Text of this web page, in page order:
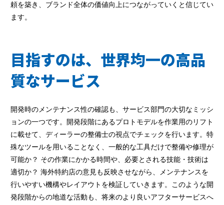
頼を築き、ブランド全体の価値向上につながっていくと信じてい
ます。
目指すのは、世界均一の高品
質なサービス
開発時のメンテナンス性の確認も、サービス部門の大切なミッシ
ョンの一つです。開発段階にあるプロトモデルを作業用のリフト
に載せて、ディーラーの整備士の視点でチェックを行います。特
殊なツールを用いることなく、一般的な工具だけで整備や修理が
可能か？ その作業にかかる時間や、必要とされる技能・技術は
適切か？ 海外特約店の意見も反映させながら、メンテナンスを
行いやすい機構やレイアウトを検証していきます。このような開
発段階からの地道な活動も、将来のより良いアフターサービスへ